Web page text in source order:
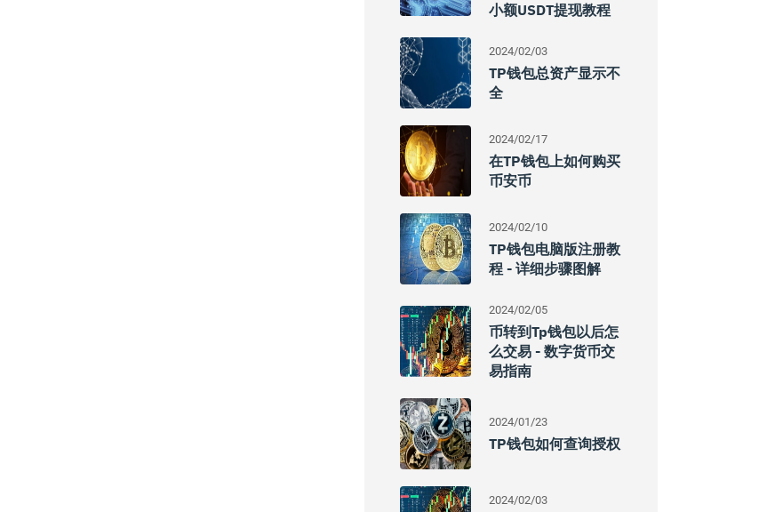
小额USDT提现教程
2024/02/03
TP钱包总资产显示不
全
2024/02/17
在TP钱包上如何购买
币安币
2024/02/10
TP钱包电脑版注册教
程 - 详细步骤图解
2024/02/05
币转到tp钱包以后怎
么交易 - 数字货币交
易指南
2024/01/23
TP钱包如何查询授权
2024/02/03